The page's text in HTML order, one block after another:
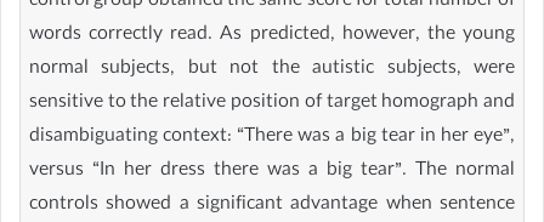
words correctly read. As predicted, however, the young
normal subjects, but not the autistic subjects, were
sensitive to the relative position of target homograph and
disambiguating context: “There was a big tear in her eye”,
versus “In her dress there was a big tear”. The normal
controls showed a significant advantage when sentence